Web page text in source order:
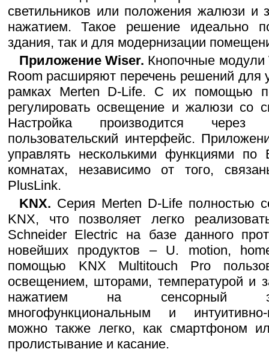
светильников или положения жалюзи и
нажатием. Такое решение идеально
здания, так и для модернизации
Приложение Wiser. Кнопочные модули
Room расширяют перечень решений для
рамках Merten D-Life. С их помощью
регулировать освещение и жалюзи со
Настройка производится через
пользовательский интерфейс.
управлять несколькими функциями
комнатах, независимо от того,
PlusLink.
KNX. Серия Merten D-Life полностью
KNX, что позволяет легко
Schneider Electric на базе данного
новейших продуктов – U. motion,
помощью KNX Multitouch Pro
освещением, шторами, температурой и
нажатием на сенсорный
многофункциональным и
можно также легко, как смартфоном
пролистывание и касание.